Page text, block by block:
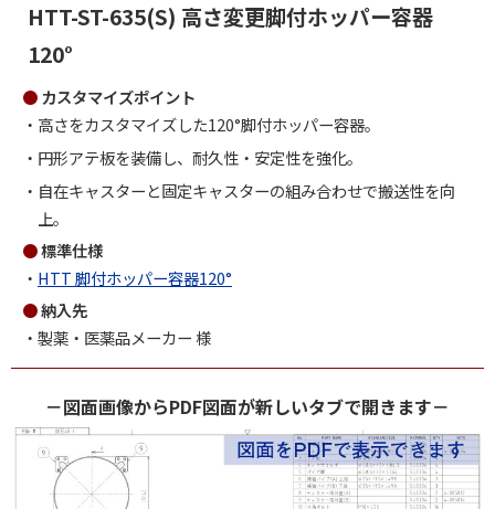
HTT-ST-635(S) 高さ変更脚付ホッパー容器
120°
カスタマイズポイント
高さをカスタマイズした120°脚付ホッパー容器。
円形アテ板を装備し、耐久性・安定性を強化。
自在キャスターと固定キャスターの組み合わせで搬送性を向
上。
標準仕様
HTT 脚付ホッパー容器120°
納入先
製薬・医薬品メーカー 様
－図面画像からPDF図面が新しいタブで開きます－